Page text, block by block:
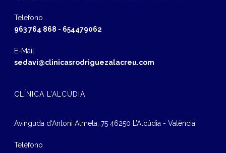
Teléfono
963 764 868 - 654479062
E-Mail
sedavi@clinicasrodriguezalacreu.com
CLÍNICA L’ALCÚDIA
Avinguda d‘Antoni Almela, 75 46250 L’Alcúdia - València
Teléfono